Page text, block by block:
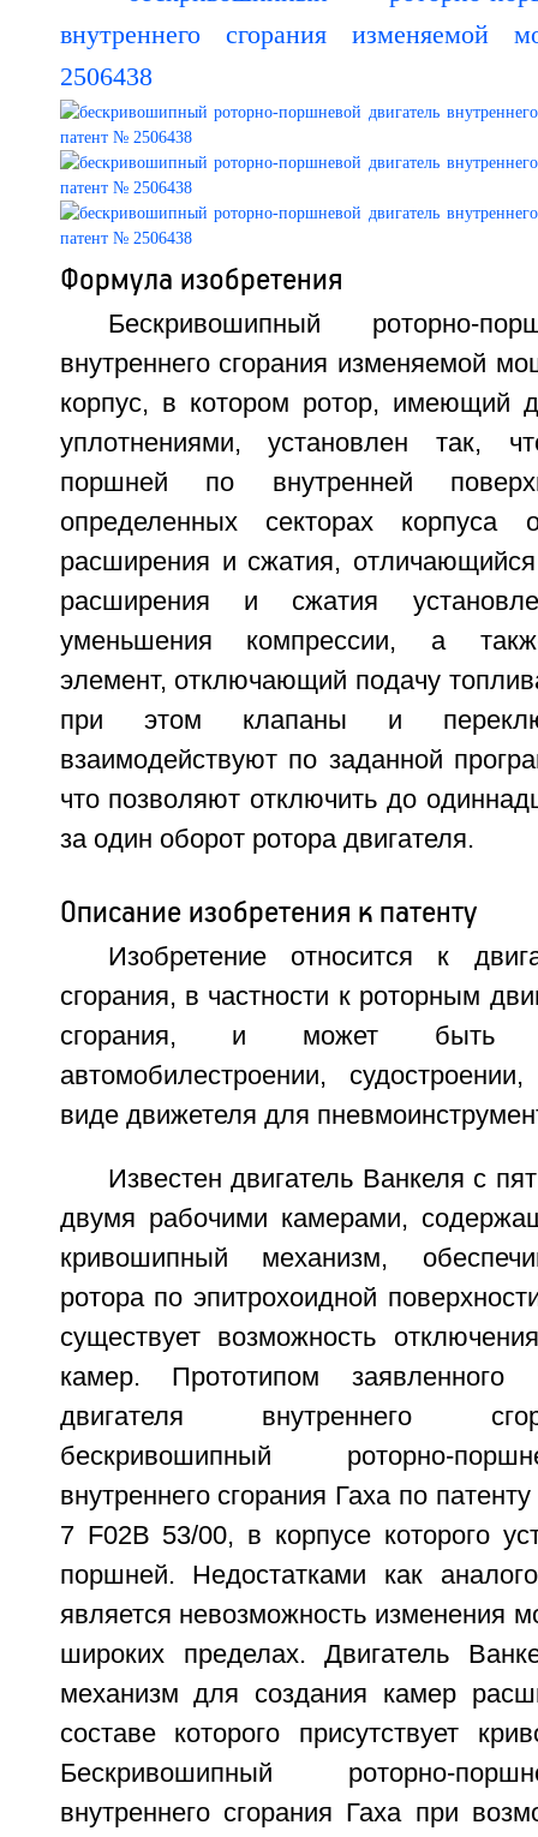
Формула изобретения
Бескривошипный роторно-
внутреннего сгорания изменяемой
корпус, в котором ротор, имеющий
уплотнениями, установлен так,
поршней по внутренней
определенных секторах корпуса
расширения и сжатия,
расширения и сжатия
уменьшения компрессии, а
элемент, отключающий подачу
при этом клапаны и
взаимодействуют по заданной
что позволяют отключить до
за один оборот ротора двигателя.
Описание изобретения к патенту
Изобретение относится к
сгорания, в частности к роторным
сгорания, и может быть
автомобилестроении,
виде движетеля для
Известен двигатель Ванкеля с
двумя рабочими камерами,
кривошипный механизм,
ротора по эпитрохоидной
существует возможность
камер. Прототипом заявленного
двигателя внутреннего
бескривошипный роторно-
внутреннего сгорания Гаха по патенту
7 F02B 53/00, в корпусе которого
поршней. Недостатками как
является невозможность изменения
широких пределах. Двигатель
механизм для создания камер
составе которого присутствует
Бескривошипный роторно-
внутреннего сгорания Гаха при